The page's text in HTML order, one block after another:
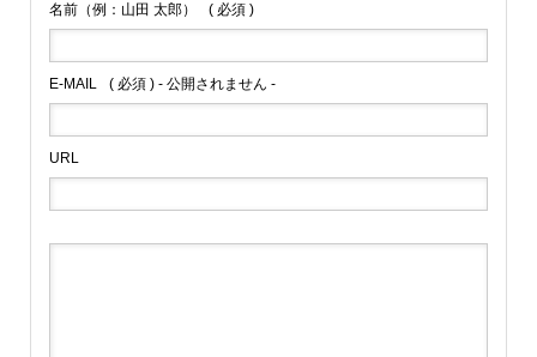
名前（例：山田 太郎） ( 必須 )
E-MAIL ( 必須 ) - 公開されません -
URL